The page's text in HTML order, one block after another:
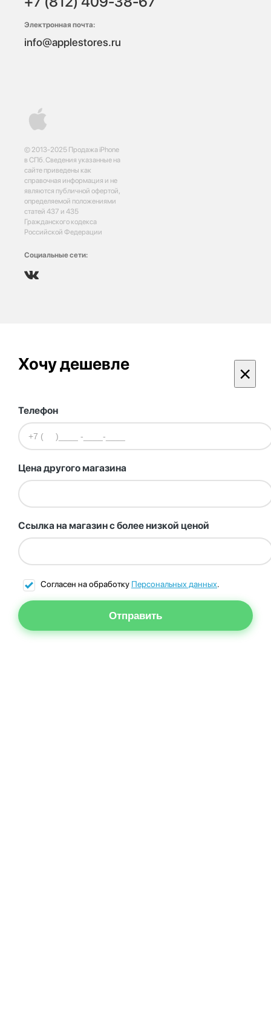
© 2013-2025 Продажа iPhone
в СПб. Сведения указанные на
сайте приведены как
справочная информация и не
являются публичной офертой,
определяемой положениями
статей 437 и 435
Гражданского кодекса
Российской Федерации
Социальные сети:
Электронная почта:
info@applestores.ru
Хочу дешевле ×
Телефон
Цена другого магазина
Ссылка на магазин с более низкой ценой
Согласен на обработку Персональных данных.
Отправить